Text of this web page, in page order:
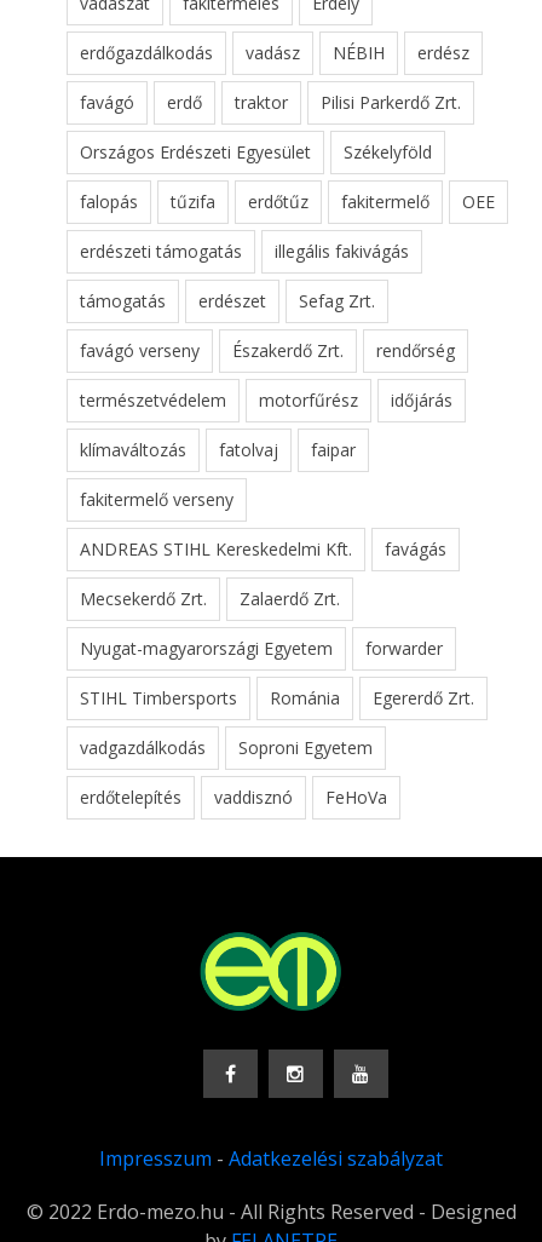
erdőgazdálkodás vadász NÉBIH erdész
favágó erdő traktor Pilisi Parkerdő Zrt.
Országos Erdészeti Egyesület Székelyföld
falopás tűzifa erdőtűz fakitermelő OEE
erdészeti támogatás illegális fakivágás
támogatás erdészet Sefag Zrt.
favágó verseny Északerdő Zrt. rendőrség
természetvédelem motorfűrész időjárás
klímaváltozás fatolvaj faipar
fakitermelő verseny
ANDREAS STIHL Kereskedelmi Kft. favágás
Mecsekerdő Zrt. Zalaerdő Zrt.
Nyugat-magyarországi Egyetem forwarder
STIHL Timbersports Románia Egererdő Zrt.
vadgazdálkodás Soproni Egyetem
erdőtelepítés vaddisznó FeHoVa
Impresszum - Adatkezelési szabályzat
© 2022 Erdo-mezo.hu - All Rights Reserved - Designed